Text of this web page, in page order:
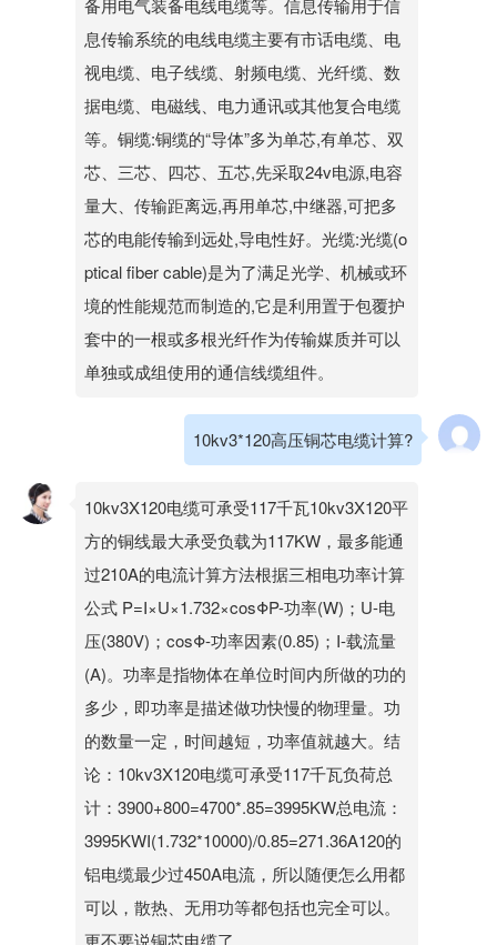
备用电气装备电线电缆等。信息传输用于信
息传输系统的电线电缆主要有市话电缆、电
视电缆、电子线缆、射频电缆、光纤缆、数
据电缆、电磁线、电力通讯或其他复合电缆
等。铜缆:铜缆的“导体”多为单芯,有单芯、双
芯、三芯、四芯、五芯,先采取24v电源,电容
量大、传输距离远,再用单芯,中继器,可把多
芯的电能传输到远处,导电性好。光缆:光缆(o
ptical fiber cable)是为了满足光学、机械或环
境的性能规范而制造的,它是利用置于包覆护
套中的一根或多根光纤作为传输媒质并可以
单独或成组使用的通信线缆组件。
10kv3*120高压铜芯电缆计算?
10kv3X120电缆可承受117千瓦10kv3X120平
方的铜线最大承受负载为117KW，最多能通
过210A的电流计算方法根据三相电功率计算
公式 P=I×U×1.732×cosΦP-功率(W)；U-电
压(380V)；cosΦ-功率因素(0.85)；I-载流量
(A)。功率是指物体在单位时间内所做的功的
多少，即功率是描述做功快慢的物理量。功
的数量一定，时间越短，功率值就越大。结
论：10kv3X120电缆可承受117千瓦负荷总
计：3900+800=4700*.85=3995KW总电流：
3995KWI(1.732*10000)/0.85=271.36A120的
铝电缆最少过450A电流，所以随便怎么用都
可以，散热、无用功等都包括也完全可以。
更不要说铜芯电缆了。